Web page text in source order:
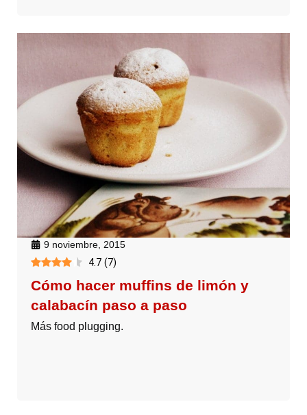
9 noviembre, 2015
4.7 (7)
Cómo hacer muffins de limón y
calabacín paso a paso
Más food plugging.